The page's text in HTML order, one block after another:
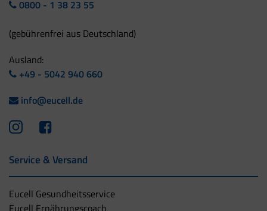
0800 - 1 38 23 55
(gebührenfrei aus Deutschland)
Ausland:
+49 - 5042 940 660
info@eucell.de
Service & Versand
Eucell Gesundheitsservice